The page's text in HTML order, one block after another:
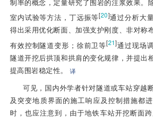
室内试验等方法，丁远振等[20]通过分析大
得出采用优化断面、加强支护刚度、非对称
有效控制隧道变形；徐前卫等[21]通过现场
隧道开挖后拱顶和拱肩的变化规律，并提出
提高围岩稳定性。
译
可见，国内外学者针对隧道或车站穿越
及突变地质界面的施工响应及控制措施都
时，也应注意到，由于地铁车站开挖断面